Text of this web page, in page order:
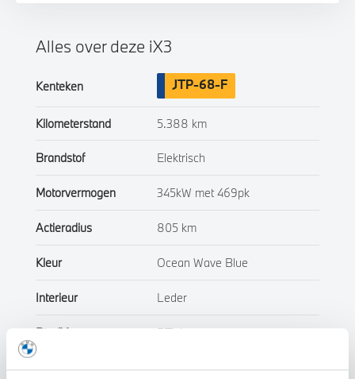
Alles over deze iX3
Kenteken JTP-68-F
Kilometerstand 5.388 km
Brandstof Elektrisch
Motorvermogen 345kW met 469pk
Actieradius 805 km
Kleur Ocean Wave Blue
Interieur Leder
Btw/Marge BTW